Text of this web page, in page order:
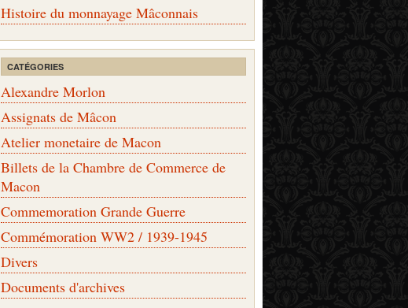
Histoire du monnayage Mâconnais
CATÉGORIES
Alexandre Morlon
Assignats de Mâcon
Atelier monetaire de Macon
Billets de la Chambre de Commerce de
Macon
Commemoration Grande Guerre
Commémoration WW2 / 1939-1945
Divers
Documents d'archives